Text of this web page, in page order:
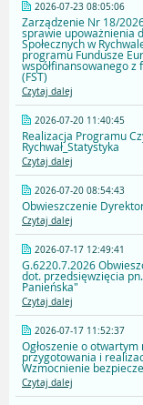
2026-07-23 08:05:06
Zarządzenie Nr 18/
sprawie upoważnienia
Społecznych w
programu Fundusze
współfinansowanego
(FST)
Czytaj dalej
2026-07-20 11:40:45
Realizacja Programu
Rychwał_Statystyka
Czytaj dalej
2026-07-20 08:54:43
Obwieszczenie
Czytaj dalej
2026-07-17 12:49:41
G.6220.7.2026
dot. przedsięwzięcia
Panieńska"
Czytaj dalej
2026-07-17 11:52:37
Ogłoszenie o
przygotowania i
Wzmocnienie
Czytaj dalej